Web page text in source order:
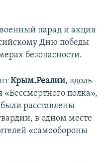
парад и акция
Дню победы
безопасности.
Крым.Реалии, вдоль
«Бессмертного полка»,
расставлены
в одном месте
«самообороны